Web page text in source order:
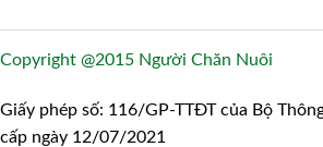
Copyright @2015 Người Chăn Nuôi
Giấy phép số: 116/GP-TTĐT của Bộ
cấp ngày 12/07/2021